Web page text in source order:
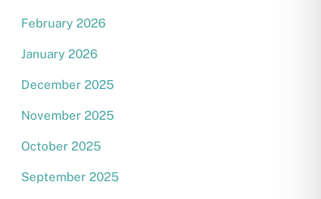
February 2026
January 2026
December 2025
November 2025
October 2025
September 2025